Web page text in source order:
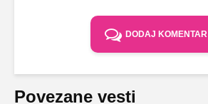
DODAJ KOMENTAR
Povezane vesti